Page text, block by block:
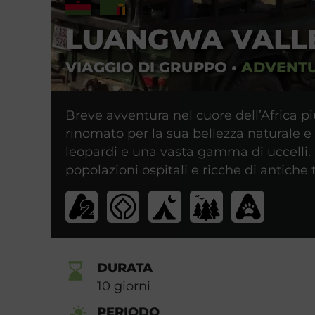
LUANGWA
VIAGGIO DI GRUPPO •
Breve avventura nel cuore dell’Africa
rinomato per la sua bellezza naturale
leopardi e una vasta gamma di
popolazioni ospitali e ricche di antiche
DURATA
10 giorni
PERIODO